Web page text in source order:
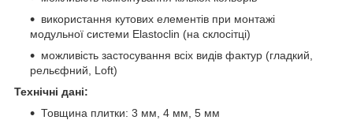
використання кутових елементів при монтажі
модульної системи Elastoclin (на склосітці)
можливість застосування всіх видів фактур (гладкий,
рельєфний, Loft)
Технічні дані:
Товщина плитки: 3 мм, 4 мм, 5 мм